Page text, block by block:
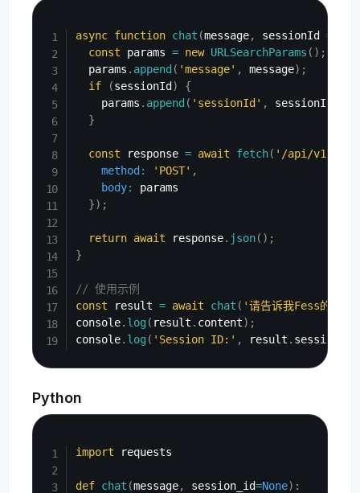
async function chat (message, sessionId =
const params = new URLSearchParams ( ) ;
  params
. append ( 'message' , message) ;
if
(sessionId )
{
    params
. append ( 'sessionId' , sessionId
}
const response = await fetch( '/api/v1/
method : 'POST' ,
body:
params
}) ;
return await response. json( ) ;
}
// 使用示例
const result = await chat ( '请告诉我Fess的功能'
console. log ( result . content) ;
console. log ( 'Session ID:' , result . sessionId
Python
import requests
def chat (message, session_id=None) :